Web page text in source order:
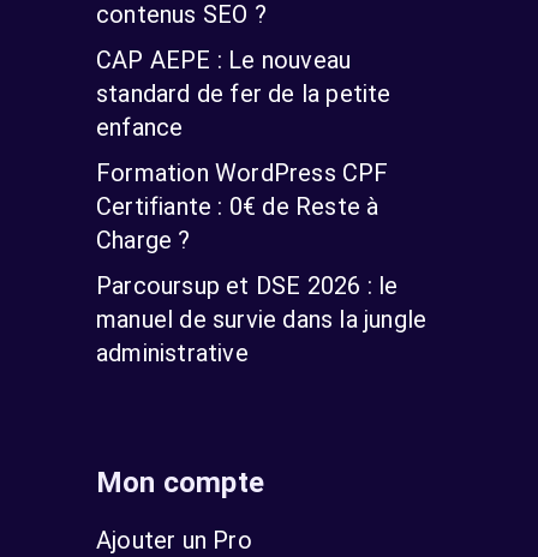
contenus SEO ?
CAP AEPE : Le nouveau
standard de fer de la petite
enfance
Formation WordPress CPF
Certifiante : 0€ de Reste à
Charge ?
Parcoursup et DSE 2026 : le
manuel de survie dans la jungle
administrative
Mon compte
Ajouter un Pro